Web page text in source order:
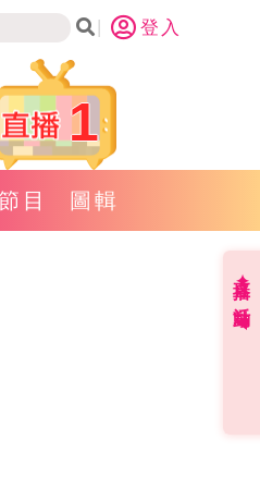
登入
1
目 圖輯
直播✦活動